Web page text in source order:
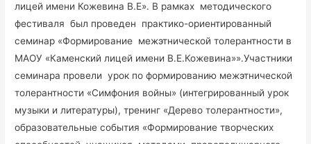
лицей имени Кожевина В.Е». В рамках методического
фестиваля был проведен практико-ориентированный
семинар «Формирование межэтнической толерантности в
МАОУ «Каменский лицей имени В.Е.Кожевина»».Участники
семинара провели урок по формированию межэтнической
толерантности «Симфония войны» (интегрированный урок
музыки и литературы), тренинг «Дерево толерантности»,
образовательные события «Формирование творческих